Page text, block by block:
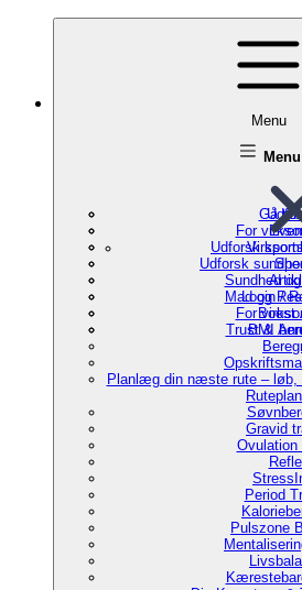
Menu
Menu
Udforsk
Udforsk
Login /
For
BMI
Planlæg din næste rute – løb,
Ovulation
Period
Pulszone
Gå
For
Sundhed
Mad og
Boost
Trust &